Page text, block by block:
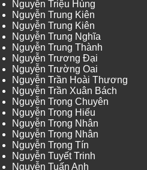
Nguyễn Triệu Hùng
Nguyễn Trung Kiên
Nguyễn Trung Kiên
Nguyễn Trung Nghĩa
Nguyễn Trung Thành
Nguyễn Trương Đại
Nguyễn Trường Oai
Nguyễn Trần Hoài Thương
Nguyễn Trần Xuân Bách
Nguyễn Trọng Chuyên
Nguyễn Trọng Hiếu
Nguyễn Trọng Nhân
Nguyễn Trọng Nhân
Nguyễn Trọng Tín
Nguyễn Tuyết Trinh
Nguyễn Tuấn Anh